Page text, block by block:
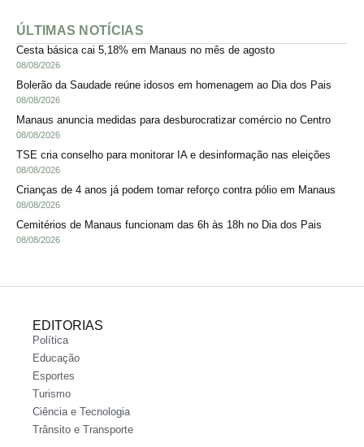
ÚLTIMAS NOTÍCIAS
Cesta básica cai 5,18% em Manaus no mês de agosto
08/08/2026
Bolerão da Saudade reúne idosos em homenagem ao Dia dos Pais
08/08/2026
Manaus anuncia medidas para desburocratizar comércio no Centro
08/08/2026
TSE cria conselho para monitorar IA e desinformação nas eleições
08/08/2026
Crianças de 4 anos já podem tomar reforço contra pólio em Manaus
08/08/2026
Cemitérios de Manaus funcionam das 6h às 18h no Dia dos Pais
08/08/2026
EDITORIAS
Política
Educação
Esportes
Turismo
Ciência e Tecnologia
Trânsito e Transporte